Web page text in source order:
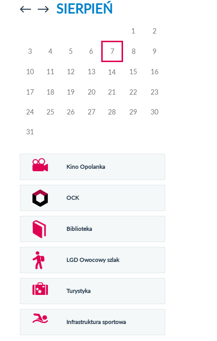
Przejdź doPrzejdź do
SIERPIEŃ
1 2
3 4 5 6 7 8 9
10 11 12 13 14 15 16
17 18 19 20 21 22 23
24 25 26 27 28 29 30
31
Kino Opolanka
OCK
Biblioteka
LGD Owocowy szlak
Turystyka
Infrastruktura sportowa